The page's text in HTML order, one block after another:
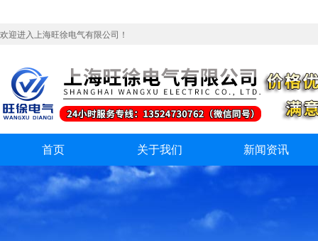
欢迎进入上海旺徐电气有限公司！
首页 关于我们 新闻资讯